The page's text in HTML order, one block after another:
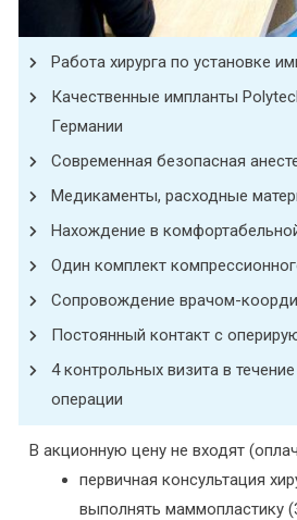
Работа хирурга по установке
Качественные импланты
Германии
Современная безопасная
Медикаменты, расходные
Нахождение в
Один комплект
Сопровождение врачом-
Постоянный контакт с
4 контрольных визита в
операции
В акционную цену не входят
первичная консультация
выполнять маммопластику